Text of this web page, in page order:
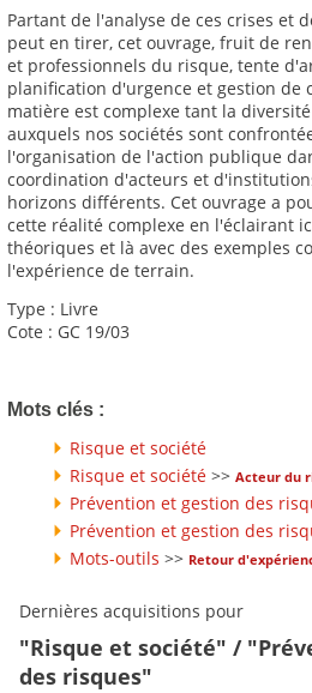
Partant de l'analyse de ces crises et
peut en tirer, cet ouvrage, fruit de
et professionnels du risque, tente
planification d'urgence et gestion de
matière est complexe tant la
auxquels nos sociétés sont
l'organisation de l'action publique
coordination d'acteurs et
horizons différents. Cet ouvrage a
cette réalité complexe en l'éclairant
théoriques et là avec des exemples
l'expérience de terrain.
Type : Livre
Cote : GC 19/03
Mots clés :
Risque et société
Risque et société >> Acteur du
Prévention et gestion des
Prévention et gestion des
Mots-outils >> Retour
Dernières acquisitions pour
"Risque et société" /
des risques"